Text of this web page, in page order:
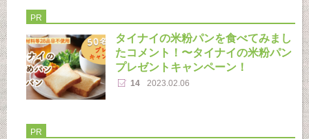
PR
タイナイの米粉パンを食べてみまし
たコメント！〜タイナイの米粉パン
プレゼントキャンペーン！
14 2023.02.06
PR